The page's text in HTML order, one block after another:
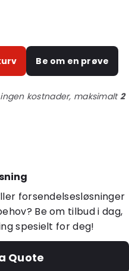
Be om en prøve
kostnader, maksimalt2
forsendelsesløsninger
Be om tilbud i dag,
spesielt for deg!
Quote